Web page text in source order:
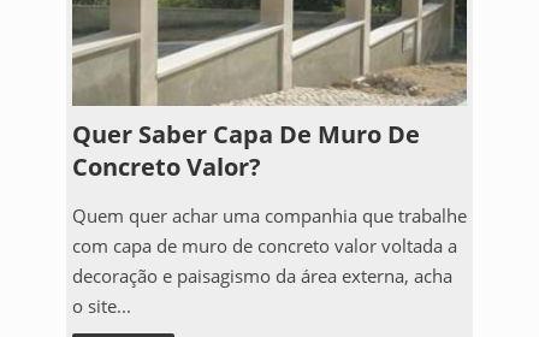
Quer Saber Capa De Muro De
Concreto Valor?
Quem quer achar uma companhia que trabalhe
com capa de muro de concreto valor voltada a
decoração e paisagismo da área externa, acha
o site...